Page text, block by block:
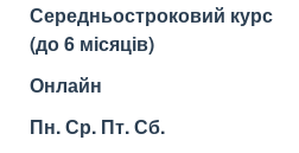
Середньостроковий курс
(до 6 місяців)
Онлайн
Пн. Ср. Пт. Сб.